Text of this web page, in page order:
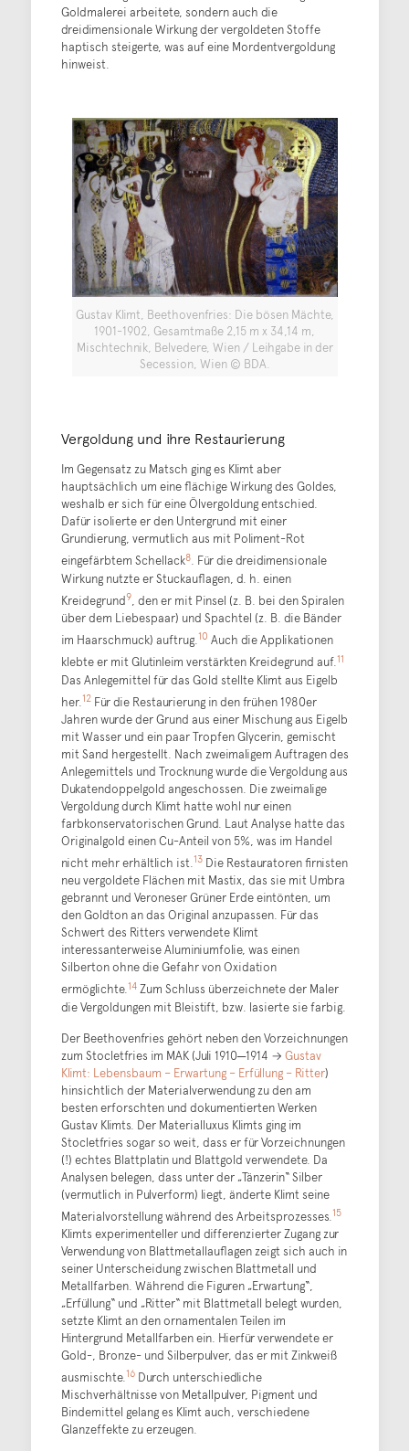
Goldmalerei arbeitete, sondern auch die
dreidimensionale Wirkung der vergoldeten Stoffe
haptisch steigerte, was auf eine Mordentvergoldung
hinweist.
Gustav Klimt, Beethovenfries: Die bösen Mächte,
1901-1902, Gesamtmaße 2,15 m x 34,14 m,
Mischtechnik, Belvedere, Wien / Leihgabe in der
Secession, Wien © BDA.
Vergoldung und ihre Restaurierung
Im Gegensatz zu Matsch ging es Klimt aber
hauptsächlich um eine flächige Wirkung des Goldes,
weshalb er sich für eine Ölvergoldung entschied.
Dafür isolierte er den Untergrund mit einer
Grundierung, vermutlich aus mit Poliment-Rot
eingefärbtem Schellack8. Für die dreidimensionale
Wirkung nutzte er Stuckauflagen, d. h. einen
Kreidegrund9, den er mit Pinsel (z. B. bei den Spiralen
über dem Liebespaar) und Spachtel (z. B. die Bänder
im Haarschmuck) auftrug.10 Auch die Applikationen
klebte er mit Glutinleim verstärkten Kreidegrund auf.11
Das Anlegemittel für das Gold stellte Klimt aus Eigelb
her.12Für die Restaurierung in den frühen 1980er
Jahren wurde der Grund aus einer Mischung aus Eigelb
mit Wasser und ein paar Tropfen Glycerin, gemischt
mit Sand hergestellt. Nach zweimaligem Auftragen des
Anlegemittels und Trocknung wurde die Vergoldung aus
Dukatendoppelgold angeschossen. Die zweimalige
Vergoldung durch Klimt hatte wohl nur einen
farbkonservatorischen Grund. Laut Analyse hatte das
Originalgold einen Cu-Anteil von 5%, was im Handel
nicht mehr erhältlich ist.13Die Restauratoren firnisten
neu vergoldete Flächen mit Mastix, das sie mit Umbra
gebrannt und Veroneser Grüner Erde eintönten, um
den Goldton an das Original anzupassen. Für das
Schwert des Ritters verwendete Klimt
interessanterweise Aluminiumfolie, was einen
Silberton ohne die Gefahr von Oxidation
ermöglichte.14Zum Schluss überzeichnete der Maler
die Vergoldungen mit Bleistift, bzw. lasierte sie farbig.
Der Beethovenfries gehört neben den Vorzeichnungen
zum Stocletfries im MAK (Juli 1910─1914 → Gustav
Klimt: Lebensbaum – Erwartung – Erfüllung – Ritter)
hinsichtlich der Materialverwendung zu den am
besten erforschten und dokumentierten Werken
Gustav Klimts. Der Materialluxus Klimts ging im
Stocletfries sogar so weit, dass er für Vorzeichnungen
(!) echtes Blattplatin und Blattgold verwendete. Da
Analysen belegen, dass unter der „Tänzerin“ Silber
(vermutlich in Pulverform) liegt, änderte Klimt seine
Materialvorstellung während des Arbeitsprozesses.15
Klimts experimenteller und differenzierter Zugang zur
Verwendung von Blattmetallauflagen zeigt sich auch in
seiner Unterscheidung zwischen Blattmetall und
Metallfarben. Während die Figuren „Erwartung“,
„Erfüllung“ und „Ritter“ mit Blattmetall belegt wurden,
setzte Klimt an den ornamentalen Teilen im
Hintergrund Metallfarben ein. Hierfür verwendete er
Gold-, Bronze- und Silberpulver, das er mit Zinkweiß
ausmischte.16Durch unterschiedliche
Mischverhältnisse von Metallpulver, Pigment und
Bindemittel gelang es Klimt auch, verschiedene
Glanzeffekte zu erzeugen.